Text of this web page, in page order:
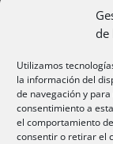
de
Utilizamos
la información del
de navegación y
consentimiento a
el comportamiento
consentir o retirar el
Aire
Aire
Aire